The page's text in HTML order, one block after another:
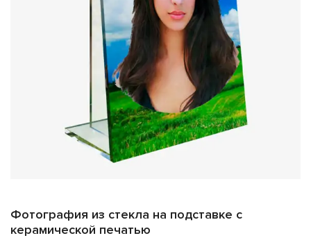
оптимальное 360 – 1440 dpi. Это обеспечит четкость и
детализацию изображения, что особенно важно при
увеличении масштаба.
Таким образом, фотографии на стеклянной подставке
становятся не только элементом украшения, но и
символом уважения и памяти, которые будут
передаваться из поколения в поколение. Для
консультации или заказа свяжитесь с нашими
Фотография из стекла на подставке с
керамической печатью